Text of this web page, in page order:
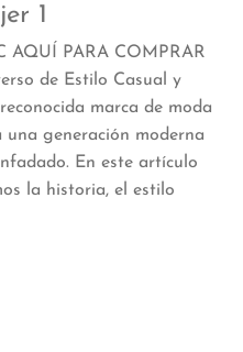
1
AQUÍ PARA COMPRAR
de Estilo Casual y
marca de moda
generación moderna
En este artículo
la historia, el estilo